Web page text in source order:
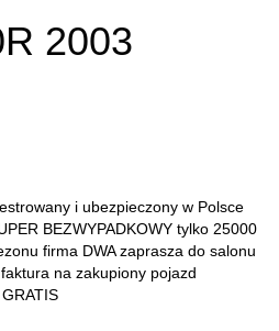
2003
i ubezpieczony w Polsce
BEZWYPADKOWY tylko 25000
firma DWA zaprasza do salonu
na zakupiony pojazd